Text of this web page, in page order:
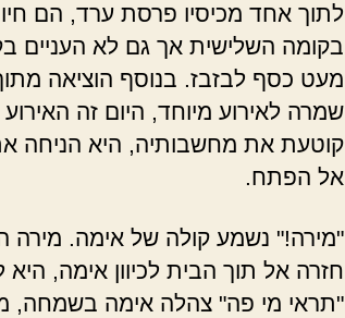
לתוך אחד מכיסיו פרסת ערד, הם
בקומה השלישית אך גם לא העניים
מעט כסף לבזבז. בנוסף הוציאה
שמרה לאירוע מיוחד, היום זה
קוטעת את מחשבותיה, היא הניחה
אל הפתח.
"מירה!" נשמע קולה של אימה. מירה
חזרה אל תוך הבית לכיוון אימה,
"תראי מי פה" צהלה אימה בשמחה,